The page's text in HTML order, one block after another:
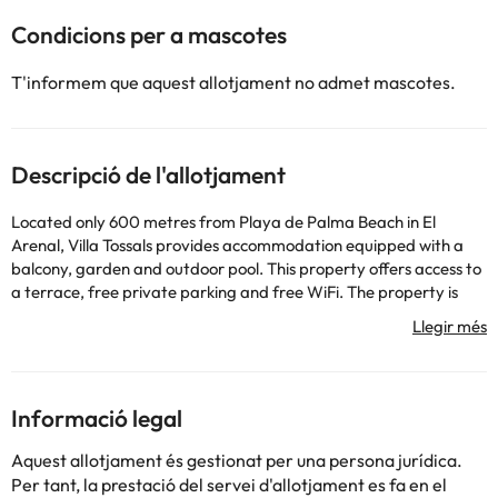
Condicions per a mascotes
T'informem que aquest allotjament no admet mascotes.
Descripció de l'allotjament
Located only 600 metres from Playa de Palma Beach in El
Arenal, Villa Tossals provides accommodation equipped with a
balcony, garden and outdoor pool. This property offers access to
a terrace, free private parking and free WiFi. The property is
non-smoking and is set 2.2 km from Calo de Sant Antoni Beach.
The spacious villa features 6 bedrooms, a TV with satellite
bed linen are provided in the villa. For added privacy, the
accommodation features a private entrance. Sa Cova Baixa
Beach is 2.4 km from the villa, while Son Vida Golf is 21 km from
the property. Palma de Mallorca Airport is 7 km away, and the
Informació legal
Aquest allotjament és gestionat per una persona jurídica.
Per tant, la prestació del servei d'allotjament es fa en el